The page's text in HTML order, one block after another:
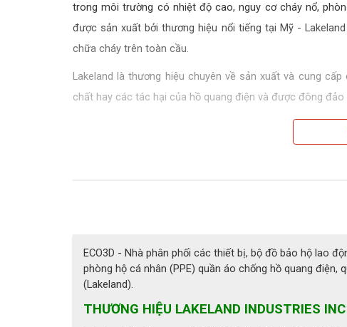
trong môi trường có nhiệt độ cao, nguy cơ cháy nổ,
được sản xuất bởi thương hiệu nổi tiếng tại Mỹ -
chữa cháy trên toàn cầu.
Lakeland là thương hiệu chuyên về sản xuất và cung
chất hay các tác hại của hồ quang điện và được đông
ECO3D - Nhà phân phối các thiết bị, bộ đồ bảo hộ lao
phòng hộ cá nhân (PPE) quần áo chống hồ quang
(Lakeland).
THƯƠNG HIỆU LAKELAND INDUSTRIES INC